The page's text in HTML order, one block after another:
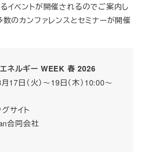
イベントが開催されるのでご案内し
数のカンファレンスとセミナーが開催
エネルギー WEEK 春 2026
17日（火）～19日（木）10:00～
サイト
合同会社